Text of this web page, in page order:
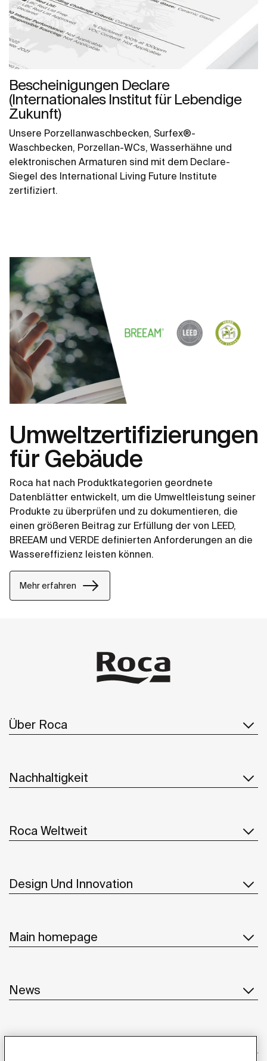
Bescheinigungen Declare
(Internationales Institut für Lebendige
Zukunft)
Unsere Porzellanwaschbecken, Surfex®-
Waschbecken, Porzellan-WCs, Wasserhähne und
elektronischen Armaturen sind mit dem Declare-
Siegel des International Living Future Institute
zertifiziert.
Umweltzertifizierungen
für Gebäude
Roca hat nach Produktkategorien geordnete
Datenblätter entwickelt, um die Umweltleistung seiner
Produkte zu überprüfen und zu dokumentieren, die
einen größeren Beitrag zur Erfüllung der von LEED,
BREEAM und VERDE definierten Anforderungen an die
Wassereffizienz leisten können.
Mehr erfahren
Über Roca
Nachhaltigkeit
Roca Weltweit
Design Und Innovation
Main homepage
News